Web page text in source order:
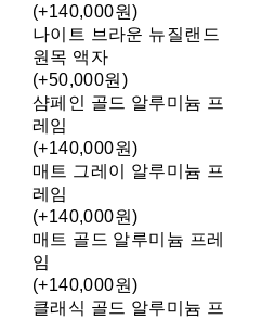
(+140,000원)
나이트 브라운 뉴질랜드
원목 액자
(+50,000원)
샴페인 골드 알루미늄 프
레임
(+140,000원)
매트 그레이 알루미늄 프
레임
(+140,000원)
매트 골드 알루미늄 프레
임
(+140,000원)
클래식 골드 알루미늄 프